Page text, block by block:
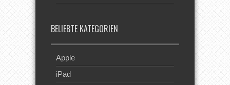
BELIEBTE KATEGORIEN
Apple
iPad